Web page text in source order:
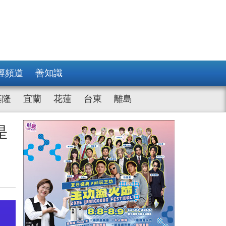
頻道 善知識
隆 宜蘭 花蓮 台東 離島